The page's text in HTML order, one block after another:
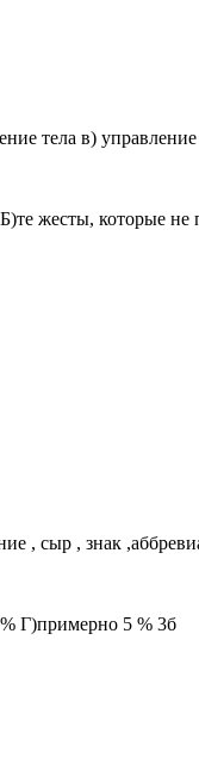
тела в)
жесты, которые
, сыр , знак
Г)примерно 5 % 3б